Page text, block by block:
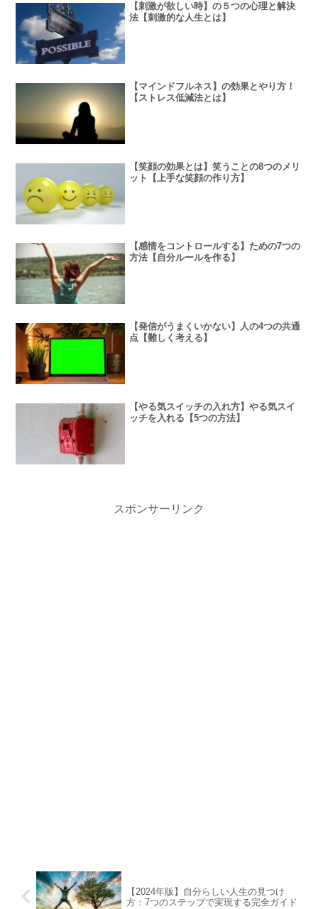
【刺激が欲しい時】の５つの心理と解決
法【刺激的な人生とは】
【マインドフルネス】の効果とやり方！
【ストレス低減法とは】
【笑顔の効果とは】笑うことの8つのメリ
ット【上手な笑顔の作り方】
【感情をコントロールする】ための7つの
方法【自分ルールを作る】
【発信がうまくいかない】人の4つの共通
点【難しく考える】
【やる気スイッチの入れ方】やる気スイ
ッチを入れる【5つの方法】
スポンサーリンク
【2024年版】自分らしい人生の見つけ
方：7つのステップで実現する完全ガイド